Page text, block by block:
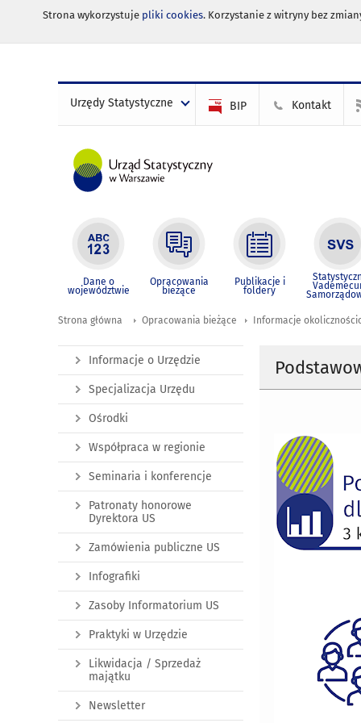
Strona wykorzystuje pliki cookies. Korzystanie z witryny bez
Urzędy Statystyczne BIP Kontakt
Dane o
województwie
Opracowania
bieżące
Publikacje i
foldery
Strona główna Opracowania bieżące Informacje
Informacje o Urzędzie
Specjalizacja Urzędu
Ośrodki
Współpraca w regionie
Seminaria i konferencje
Patronaty honorowe
Dyrektora US
Zamówienia publiczne US
Infografiki
Zasoby Informatorium US
Praktyki w Urzędzie
Likwidacja / Sprzedaż
majątku
Newsletter